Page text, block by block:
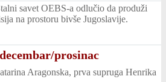
savet OEBS-a odlučio da produži
na prostoru bivše Jugoslavije.
prosinac
Aragonska, prva supruga Henrika